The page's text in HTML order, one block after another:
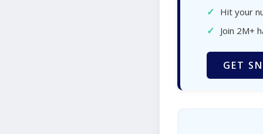
✓ Hit your
✓ Join 2M+
GET